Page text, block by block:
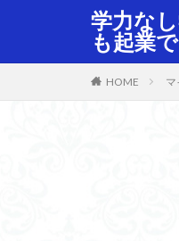
学力な
も起業
HOME マ